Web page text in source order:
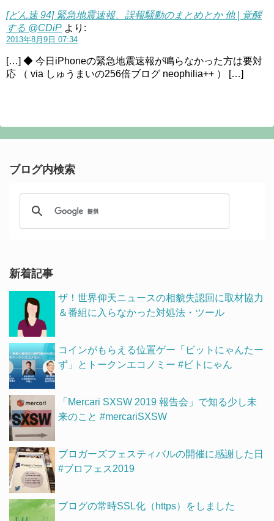
[どん速 94] 緊急地震速報、誤報騒動のまとめとか 他 | 覚醒
する @CDiP より:
2013年8月9日 07:34
[…] ◆ 今日iPhoneの緊急地震速報が鳴らなかった方は要対
応 （ via しゅうまいの256倍ブログ neophilia++ ） […]
ブログ内検索
新着記事
ザ！世界仰天ニュースの相貌失認回に取材協力
＆番組に入らなかった対処法・ツール
コインがもらえる位置ゲー「ビットにゃんたー
ず」とトークンエコノミー #ビトにゃん
「Mercari SXSW 2019 報告会」で知る少し未
来のこと #mercariSXSW
ブロガーズフェスティバルの開催に感謝した日
#ブロフェス2019
ブログの常時SSL化（https）をしました